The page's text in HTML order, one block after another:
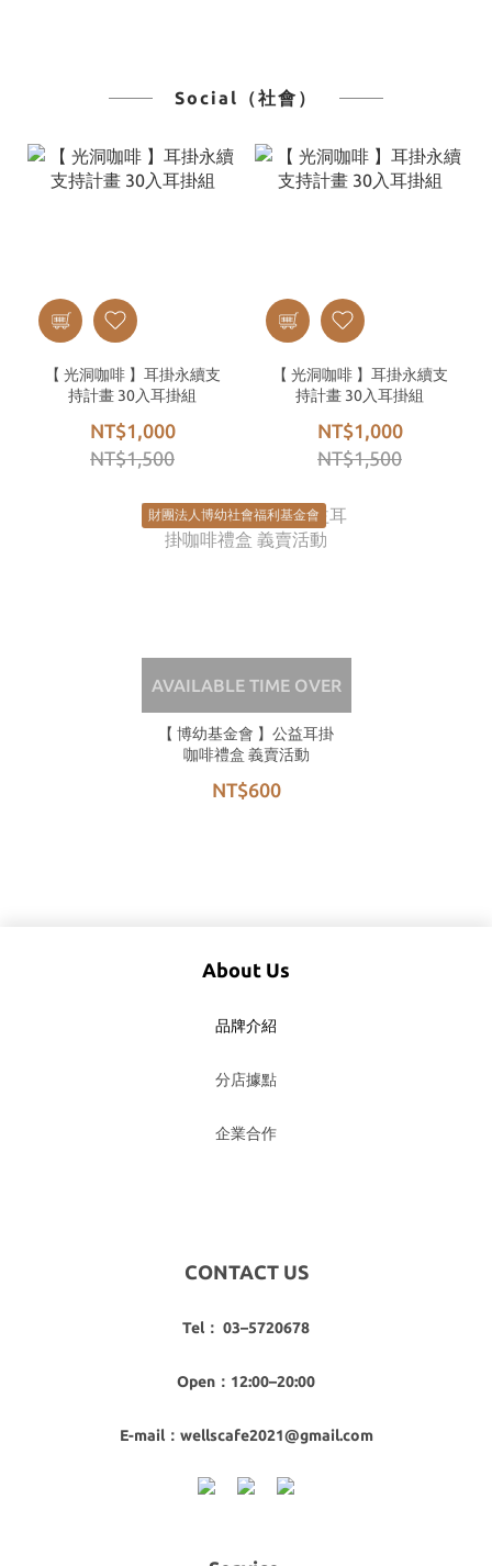
Social（社會）
【 光洞咖啡 】耳掛永續支
持計畫 30入耳掛組
NT$1,000
NT$1,500
【 光洞咖啡 】耳掛永續支
持計畫 30入耳掛組
NT$1,000
NT$1,500
財團法人博幼社會福利基金會
AVAILABLE TIME OVER
【 博幼基金會 】公益耳掛
咖啡禮盒 義賣活動
NT$600
About Us
品牌介紹
分店據點
企業合作
CONTACT US
Tel： 03–5720678
Open：12:00–20:00
E-mail：wellscafe2021@gmail.com